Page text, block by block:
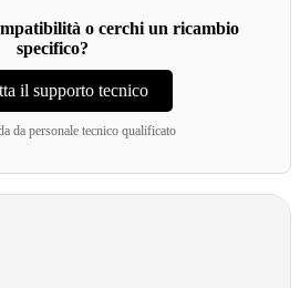
o cerchi un ricambio
specifico?
il supporto tecnico
da personale tecnico qualificato